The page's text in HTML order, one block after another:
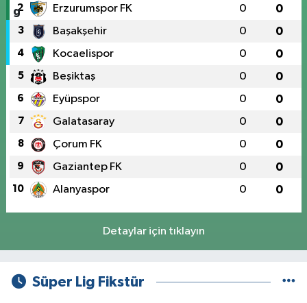
2 Erzurumspor FK 0 0
3 Başakşehir 0 0
4 Kocaelispor 0 0
5 Beşiktaş 0 0
6 Eyüpspor 0 0
7 Galatasaray 0 0
8 Çorum FK 0 0
9 Gaziantep FK 0 0
10 Alanyaspor 0 0
Detaylar için tıklayın
Süper Lig Fikstür